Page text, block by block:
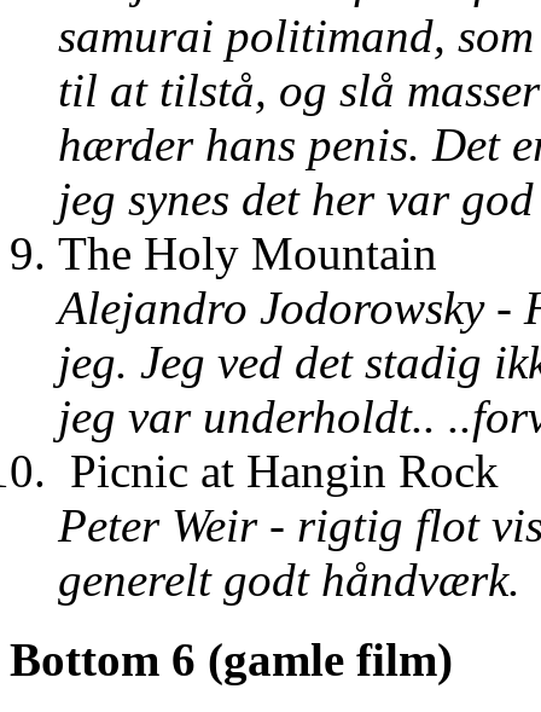
samurai politimand,
til at tilstå, og slå
hærder hans penis. Det
jeg synes det her var
The Holy Mountain
Alejandro Jodorowsky -
jeg. Jeg ved det stadig
jeg var underholdt..
Picnic at Hangin Rock
Peter Weir - rigtig flot
generelt godt håndværk.
Bottom 6 (gamle film)